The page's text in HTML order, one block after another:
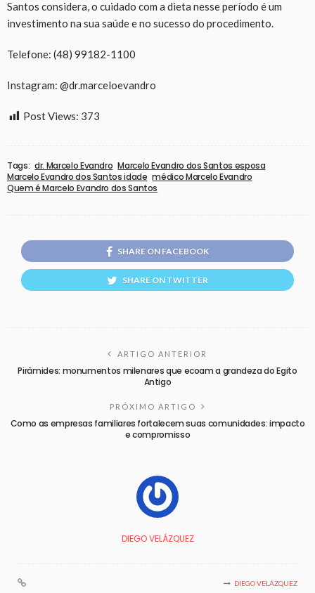
Santos considera, o cuidado com a dieta nesse período é um
investimento na sua saúde e no sucesso do procedimento.
Telefone: (48) 99182-1100
Instagram: @dr.marceloevandro
Post Views: 373
Tags: dr. Marcelo Evandro Marcelo Evandro dos Santos esposa
Marcelo Evandro dos Santos idade médico Marcelo Evandro
Quem é Marcelo Evandro dos Santos
SHARE ON FACEBOOK
SHARE ON TWITTER
ARTIGO ANTERIOR
Pirâmides: monumentos milenares que ecoam a grandeza do Egito
Antigo
PRÓXIMO ARTIGO
Como as empresas familiares fortalecem suas comunidades: impacto
e compromisso
DIEGO VELÁZQUEZ
DIEGO VELÁZQUEZ